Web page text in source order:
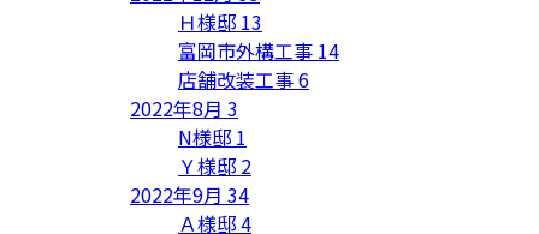
Ｈ様邸 13
富岡市外構工事 14
店舗改装工事6
2022年8月 3
N様邸 1
Ｙ様邸 2
2022年9月 34
Ａ様邸4